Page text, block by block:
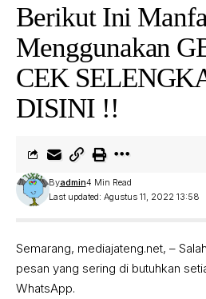
Berikut Ini
Menggunakan
CEK
DISINI !!
Last updated: Agustus 11, 2022 13:58
Byadmin4 Min Read
Semarang, mediajateng.net, –
pesan yang sering di butuhkan
WhatsApp.